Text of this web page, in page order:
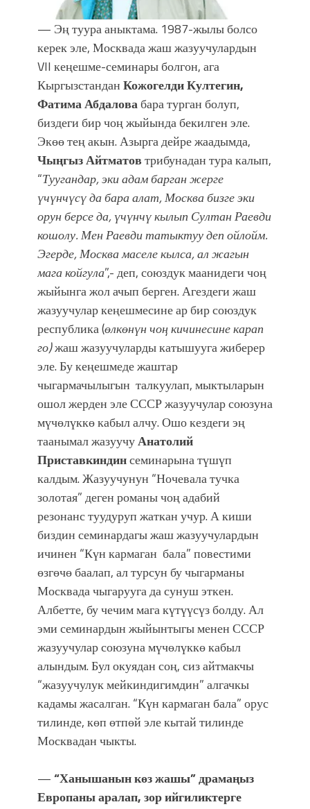
— Эң туура аныктама. 1987-жылы болсо
керек эле, Москвада жаш жазуучулардын
VII кеңешме-семинары болгон, ага
КыргызстанданКожогелди Култегин,
Фатима Абдаловабара турган болуп,
биздеги бир чоң жыйында бекилген эле.
Экөө тең акын. Азырга дейре жаадымда,
Чыңгыз Айтматовтрибунадан тура калып,
“Туугандар, эки адам барган жерге
үчүнчүсү да бара алат, Москва бизге эки
орун берсе да, үчүнчү кылып Султан Раевди
кошолу. Мен Раевди татыктуу деп ойлойм.
Эгерде, Москва маселе кылса, ал жагын
мага койгула”,- деп, союздук маанидеги чоң
жыйынга жол ачып берген. Агездеги жаш
жазуучулар кеңешмесине ар бир союздук
республика (өлкөнүн чоң кичинесине карап
го)жаш жазуучуларды катышууга жиберер
эле. Бу кеңешмеде жаштар
чыгармачылыгын талкуулап, мыктыларын
ошол жерден эле СССР жазуучулар союзуна
мүчөлүккө кабыл алчу. Ошо кездеги эң
таанымал жазуучуАнатолий
Приставкиндинсеминарына түшүп
калдым. Жазуучунун “Ночевала тучка
золотая” деген романы чоң адабий
резонанс туудуруп жаткан учур. А киши
биздин семинардагы жаш жазуучулардын
ичинен “Күн кармаган бала” повестими
өзгөчө баалап, ал турсун бу чыгарманы
Москвада чыгарууга да сунуш эткен.
Албетте, бу чечим мага күтүүсүз болду. Ал
эми семинардын жыйынтыгы менен СССР
жазуучулар союзуна мүчөлүккө кабыл
алындым. Бул окуядан соң, сиз айтмакчы
“жазуучулук мейкиндигимдин” алгачкы
кадамы жасалган. “Күн кармаган бала” орус
тилинде, көп өтпөй эле кытай тилинде
Москвадан чыкты.
—“Ханышанын көз жашы” драмаңыз
Европаны аралап, зор ийгиликтерге